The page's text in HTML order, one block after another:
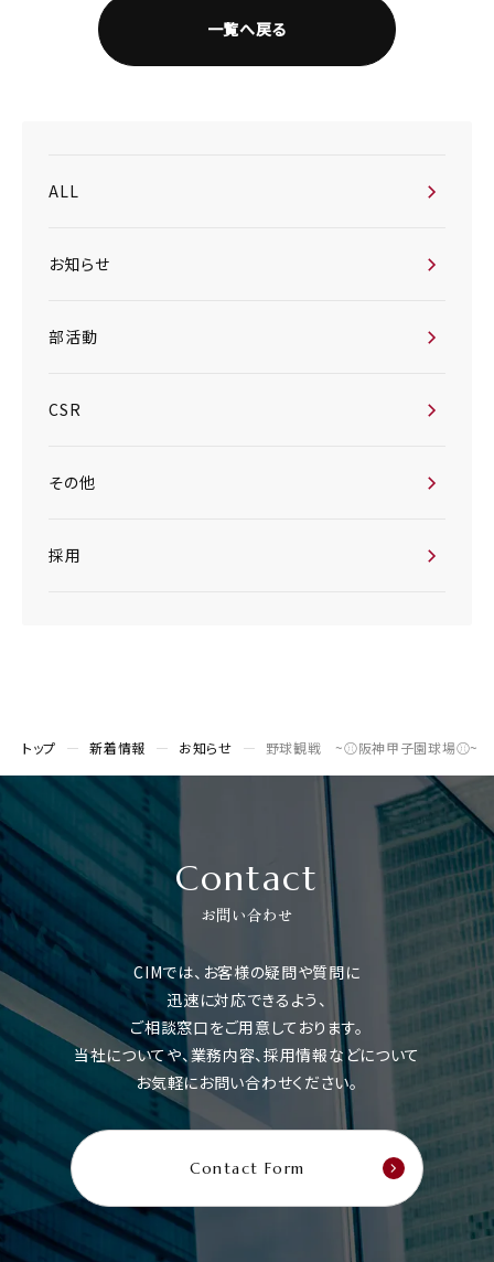
一覧へ戻る
ALL
お知らせ
部活動
CSR
その他
採用
トップ 新着情報 お知らせ 野球観戦 ~⚾阪神甲子園球場⚾~
Contact
お問い合わせ
CIMでは、お客様の疑問や質問に
迅速に対応できるよう、
ご相談窓口をご用意しております。
当社についてや、業務内容、採用情報などについて
お気軽にお問い合わせください。
Contact Form